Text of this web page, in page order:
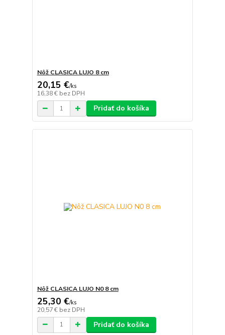
Nôž CLASICA LUJO 8 cm
20,15 €/ks
16,38 € bez DPH
Pridať do košíka
Nôž CLASICA LUJO N0 8 cm
25,30 €/ks
20,57 € bez DPH
Pridať do košíka